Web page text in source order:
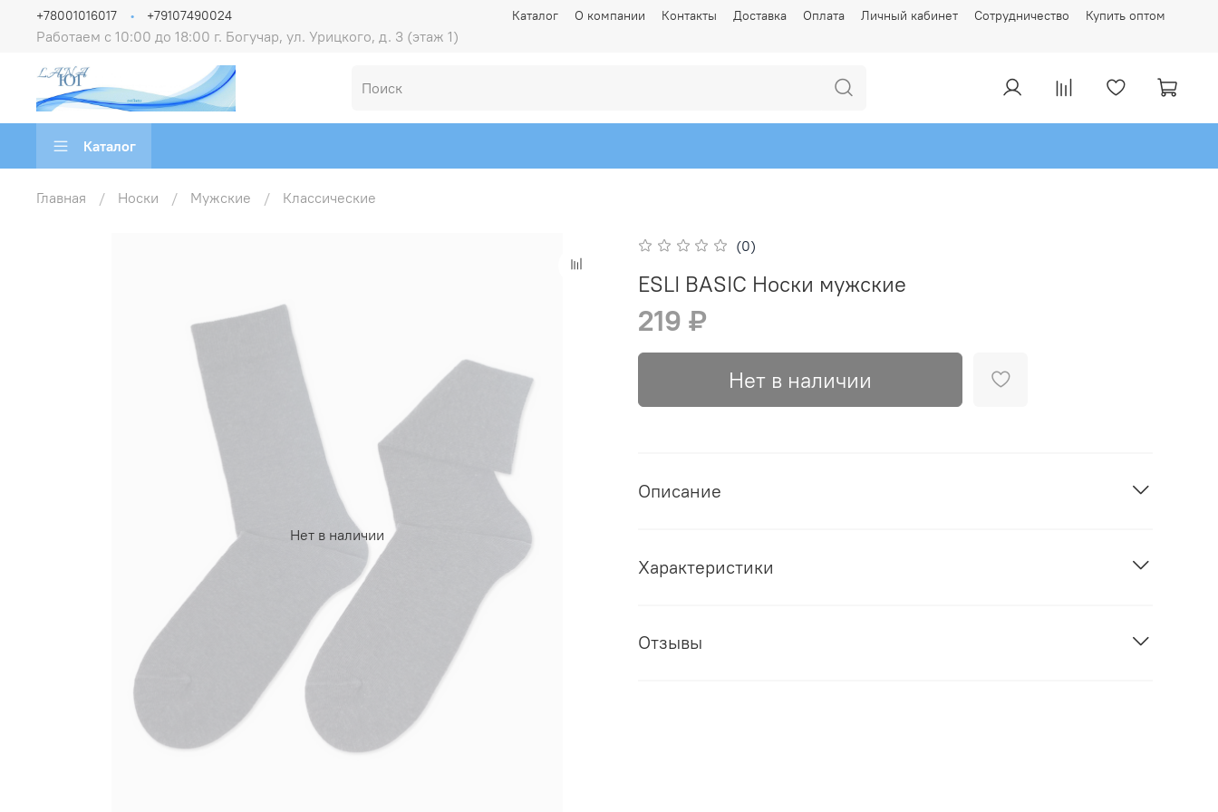
Каталог О компании Контакты Доставка Оплата Личный кабинет Сотрудничество Купить оптом
Работаем с 10:00 до 18:00 г. Богучар, ул. Урицкого, д. 3 (этаж 1)
+78001016017 +79107490024
Каталог
Главная Носки Мужские Классические
Нет в наличии
(0)
ESLI BASIC Носки мужские
219 ₽
Нет в наличии
Описание
Характеристики
Отзывы